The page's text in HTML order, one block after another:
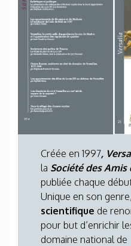
Créée en 1997,
la Société des Amis
publiée chaque
Unique en son genre,
scientifique de
pour but d’enrichir
domaine national de